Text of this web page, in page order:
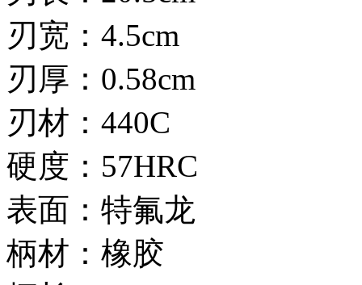
刃宽：4.5cm
刃厚：0.58cm
刃材：440C
硬度：57HRC
表面：特氟龙
柄材：橡胶